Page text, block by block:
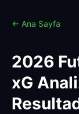
← Ana Sayfa
2026
xG